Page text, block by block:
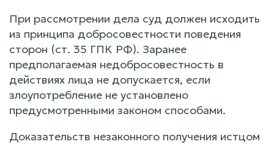
При рассмотрении дела суд должен исходить
из принципа добросовестности поведения
сторон (ст. 35 ГПК РФ). Заранее
предполагаемая недобросовестность в
действиях лица не допускается, если
злоупотребление не установлено
предусмотренными законом способами.
Доказательств незаконного получения истцом